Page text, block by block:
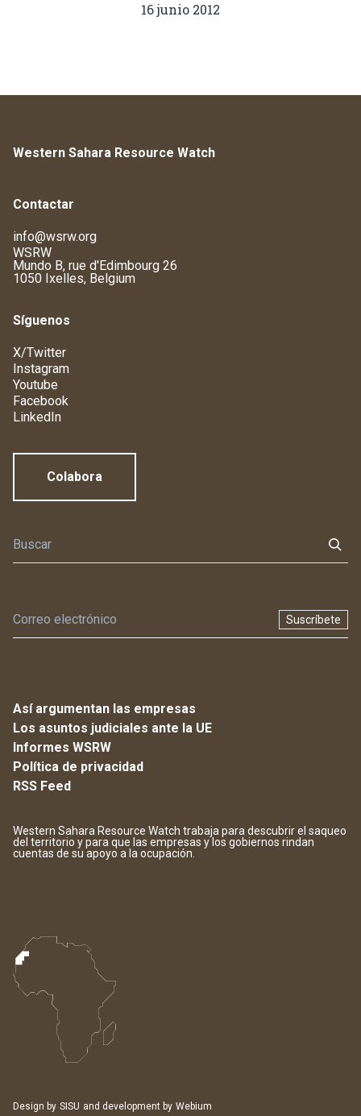
16 junio 2012
Western Sahara Resource Watch
Contactar
info@wsrw.org
WSRW
Mundo B, rue d'Edimbourg 26
1050 Ixelles, Belgium
Síguenos
X/Twitter
Instagram
Youtube
Facebook
LinkedIn
Colabora
Suscríbete
Así argumentan las empresas
Los asuntos judiciales ante la UE
Informes WSRW
Política de privacidad
RSS Feed
Western Sahara Resource Watch trabaja para descubrir el saqueo
del territorio y para que las empresas y los gobiernos rindan
cuentas de su apoyo a la ocupación.
Design by SISU and development by Webium